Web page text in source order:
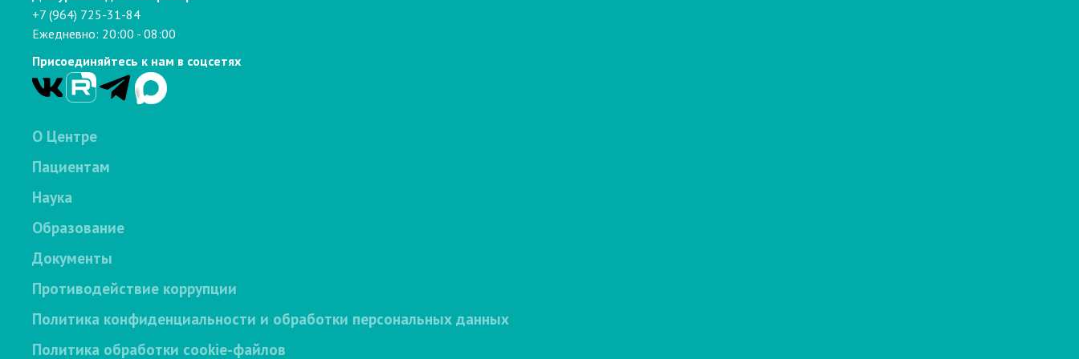
+7 (964) 725-31-84
Ежедневно: 20:00 - 08:00
Присоединяйтесь к нам в соцсетях
О Центре
Пациентам
Наука
Образование
Документы
Противодействие коррупции
Политика конфиденциальности и обработки персональных данных
Политика обработки cookie-файлов